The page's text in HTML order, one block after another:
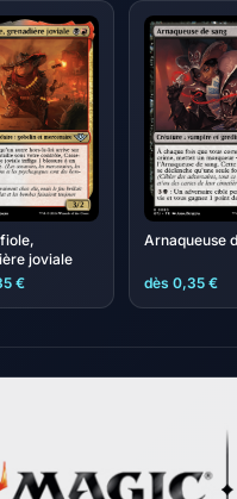
joviale
€
Arnaqueuse
dès 0,35 €